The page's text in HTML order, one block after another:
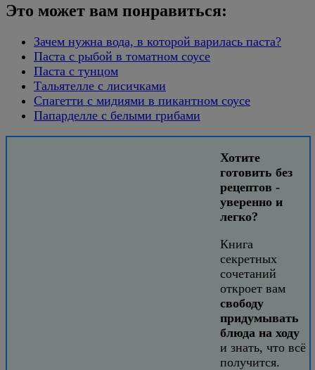
Это может вам понравиться:
Зачем нужна вода, в которой варилась паста?
Паста с рыбой в томатном соусе
Паста с тунцом
Тальятелле с лисичками
Спагетти с мидиями в пикантном соусе
Папарделле с белыми грибами
Хотите
готовить без
рецептов -
уверенно и
легко?
Книга
секретных
сочетаний
откроет вам
свободу
придумывать
блюда на ходу
и знать, что всё
получится.